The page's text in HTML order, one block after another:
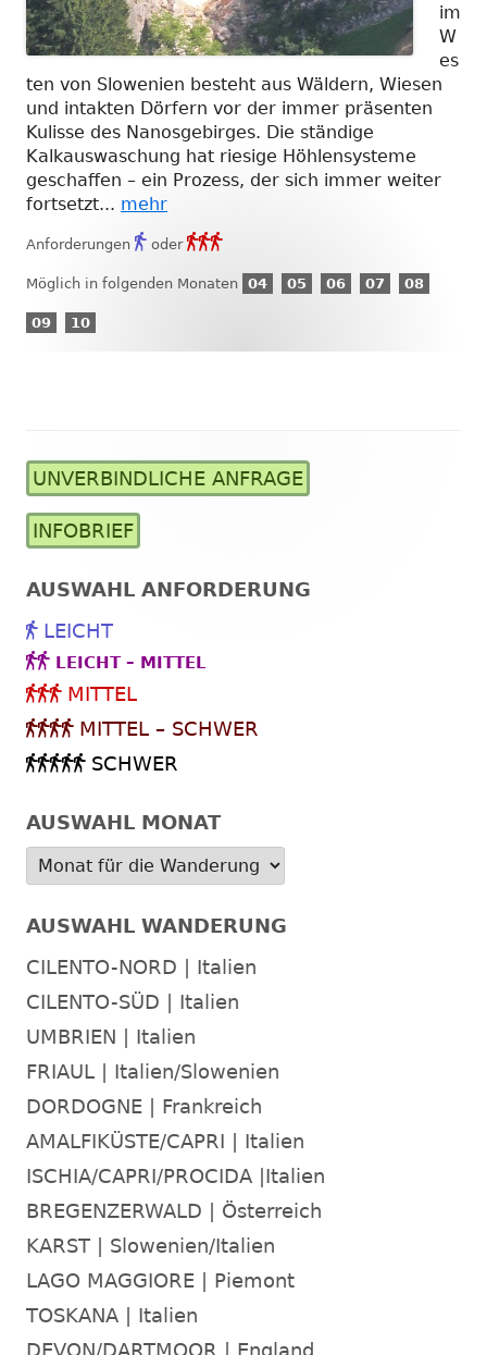
im
W
es
ten von Slowenien besteht aus Wäldern, Wiesen
und intakten Dörfern vor der immer präsenten
Kulisse des Nanosgebirges. Die ständige
Kalkauswaschung hat riesige Höhlensysteme
geschaffen – ein Prozess, der sich immer weiter
fortsetzt... mehr
Anforderungen Anforderungsgrad
oder Anforderungsgrad
Möglich in folgenden Monaten
04
04
05
05
06
06
07
07
08
08
09
09
10
10
Haupt-
Seitenleiste
UNVERBINDLICHE ANFRAGE
INFOBRIEF
AUSWAHL ANFORDERUNG
LEICHT
LEICHT – MITTEL
MITTEL
MITTEL – SCHWER
SCHWER
AUSWAHL MONAT
AUSWAHL WANDERUNG
CILENTO-NORD | Italien
CILENTO-SÜD | Italien
UMBRIEN | Italien
FRIAUL | Italien/Slowenien
DORDOGNE | Frankreich
AMALFIKÜSTE/CAPRI | Italien
ISCHIA/CAPRI/PROCIDA |Italien
BREGENZERWALD | Österreich
KARST | Slowenien/Italien
LAGO MAGGIORE | Piemont
TOSKANA | Italien
DEVON/DARTMOOR | England